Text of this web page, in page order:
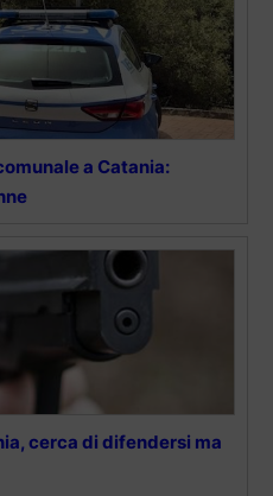
a Catania:
cerca di difendersi ma